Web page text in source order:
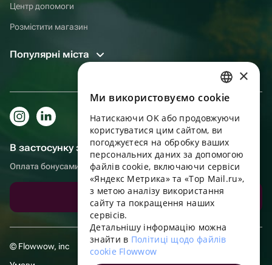
Центр допомоги
Розмістити магазин
Популярні міста
В застосунку зручніше!
Оплата бонусами, самовивіз, зручний чат підтримки
Завантажити додаток
© Flowwow, inc
RUSSIAN
ENGLISH
UKRAINIAN
PORTUGUESE
SPANISH
HUNGARIAN
FRENCH
×
Ми використовуємо cookie
Натискаючи OK або продовжуючи
користуватися цим сайтом, ви
погоджуєтеся на обробку ваших
персональних даних за допомогою
файлів cookie, включаючи сервіси
«Яндекс Метрика» та «Top Mail.ru»,
з метою аналізу використання
сайту та покращення наших
сервісів.
Детальнішу інформацію можна
знайти в Політиці щодо файлів
cookie Flowwow